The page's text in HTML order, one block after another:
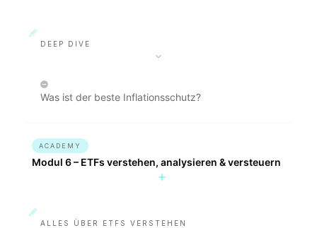
DEEP DIVE
Was ist der beste Inflationsschutz?
ACADEMY
Modul 6 – ETFs verstehen, analysieren & versteuern
ALLES ÜBER ETFS VERSTEHEN